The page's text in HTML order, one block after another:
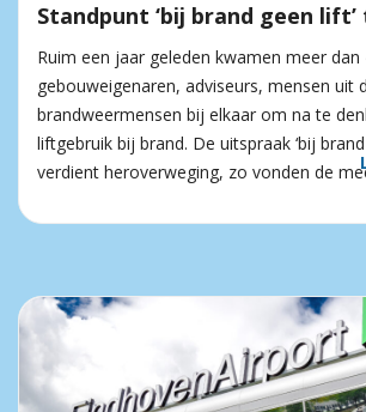
Standpunt ‘bij brand geen lift’
Ruim een jaar geleden kwamen meer dan
gebouweigenaren, adviseurs, mensen uit
brandweermensen bij elkaar om na te
liftgebruik bij brand. De uitspraak ‘bij
verdient heroverweging, zo vonden de